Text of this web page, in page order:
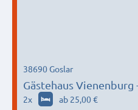
Gästehaus
38690 Goslar
2x ab 25,00 €